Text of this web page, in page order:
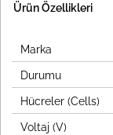
Ürün Özellikleri
Marka
Durumu
Hücreler (Cells)
Voltaj (V)